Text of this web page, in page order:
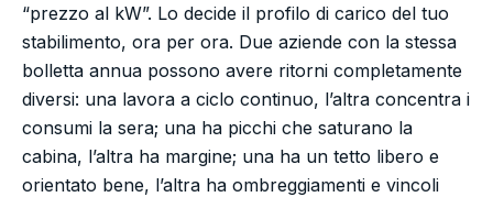
“prezzo al kW”. Lo decide il profilo di carico del tuo
stabilimento, ora per ora. Due aziende con la stessa
bolletta annua possono avere ritorni completamente
diversi: una lavora a ciclo continuo, l’altra concentra i
consumi la sera; una ha picchi che saturano la
cabina, l’altra ha margine; una ha un tetto libero e
orientato bene, l’altra ha ombreggiamenti e vincoli